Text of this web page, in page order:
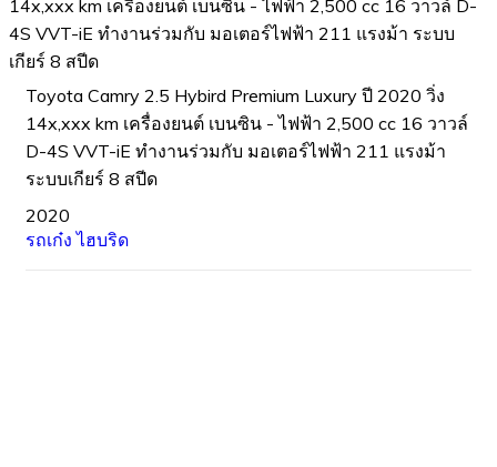
14x,xxx km เครื่องยนต์ เบนซิน - ไฟฟ้า 2,500 cc 16 วาวล์ D-
4S VVT-iE ทำงานร่วมกับ มอเตอร์ไฟฟ้า 211 แรงม้า ระบบ
เกียร์ 8 สปีด
Toyota Camry 2.5 Hybird Premium Luxury ปี 2020 วิ่ง
14x,xxx km เครื่องยนต์ เบนซิน - ไฟฟ้า 2,500 cc 16 วาวล์
D-4S VVT-iE ทำงานร่วมกับ มอเตอร์ไฟฟ้า 211 แรงม้า
ระบบเกียร์ 8 สปีด
2020
รถเก๋งไฮบริด